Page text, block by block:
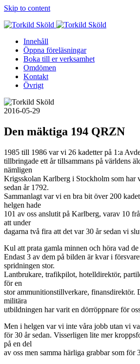
Skip to content
Innehåll
Öppna föreläsningar
Boka till er verksamhet
Omdömen
Kontakt
Övrigt
2016-05-29
Den mäktiga 194 QRZN
1985 till 1986 var vi 26 kadetter på 1:a
tillbringade ett år tillsammans på världens
nämligen
Krigsskolan Karlberg i Stockholm som har
sedan år 1792.
Sammanlagt var vi en bra bit över 200
helgen hade
101 av oss anslutit på Karlberg, varav 10
att under
dagarna två fira att det var 30 år sedan vi
Kul att prata gamla minnen och höra vad
Endast 3 av dem på bilden är kvar i
spridningen stor.
Lantbrukare, trafikpilot, hotelldirektör,
för en
stor ammunitionstillverkare, finansdirektör.
militära
utbildningen har varit en dörröppnare för
Men i helgen var vi inte våra jobb utan vi
för 30 år sedan. Visserligen lite mer
på en del
av oss men samma härliga grabbar som för